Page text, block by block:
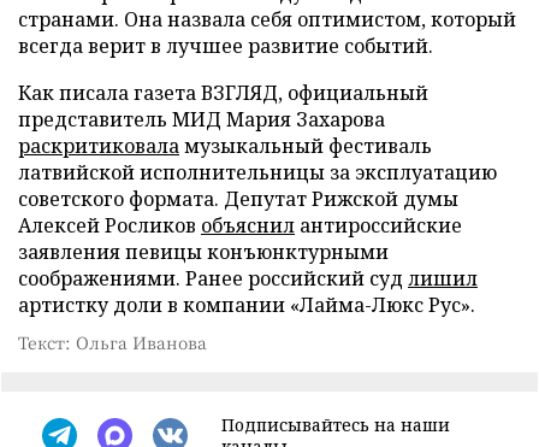
странами. Она назвала себя оптимистом, который
всегда верит в лучшее развитие событий.
Как писала газета ВЗГЛЯД, официальный
представитель МИД Мария Захарова
раскритиковаламузыкальный фестиваль
латвийской исполнительницы за эксплуатацию
советского формата. Депутат Рижской думы
Алексей Росликов объяснил антироссийские
заявления певицы конъюнктурными
соображениями. Ранее российский суд лишил
артистку доли в компании «Лайма-Люкс Рус».
Текст: Ольга Иванова
Подписывайтесь на наши